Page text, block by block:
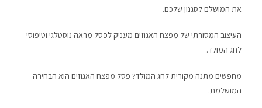
את המושלם לסגנון שלכם.
העיצוב המסורתי של מפצח האגוזים מעניק לפסל מראה נוסטלגי וטיפוסי
לחג המולד.
מחפשים מתנה מקורית לחג המולד? פסל מפצח האגוזים הוא הבחירה
המושלמת.